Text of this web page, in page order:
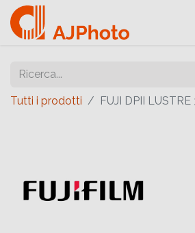
Tutti i prodotti FUJI DPII